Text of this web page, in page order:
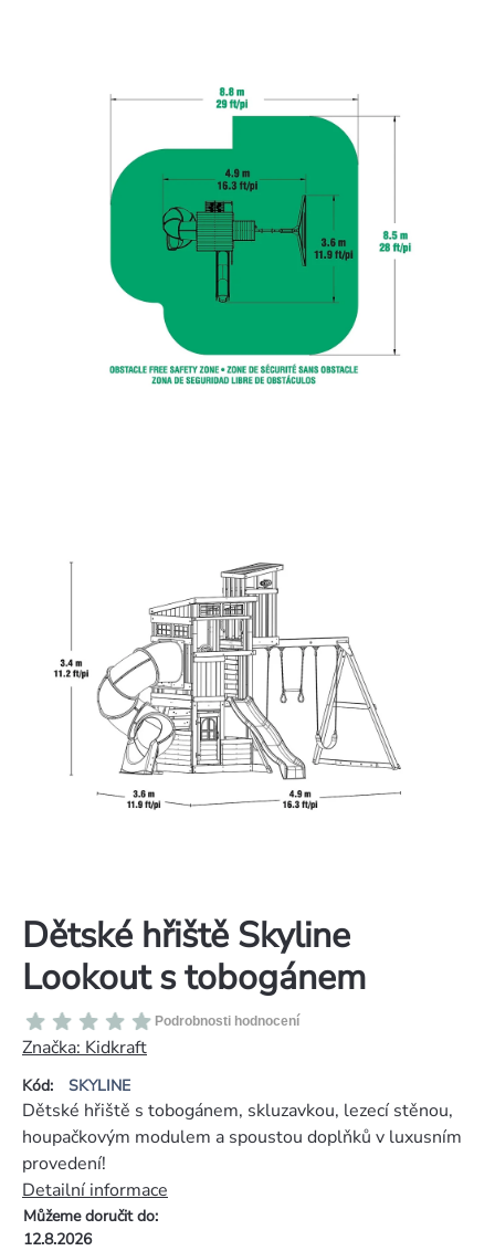
Dětské hřiště Skyline
Lookout s tobogánem
Kód: SKYLINE
Průměrné
hodnocení
produktu
je
0,0
5
hvězdiček.
Podrobnosti hodnocení
Značka: Kidkraft
Můžeme doručit do:
12.8.2026
Dětské hřiště s tobogánem, skluzavkou, lezecí stěnou,
houpačkovým modulem a spoustou doplňků v luxusním
provedení!
Detailní informace